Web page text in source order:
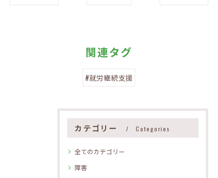
関連タグ
#就労継続支援
カテゴリー Categories
全てのカテゴリー
障害